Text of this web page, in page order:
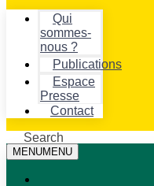
Qui
sommes-
nous ?
Publications
Espace
Presse
Contact
Search
MENUMENU